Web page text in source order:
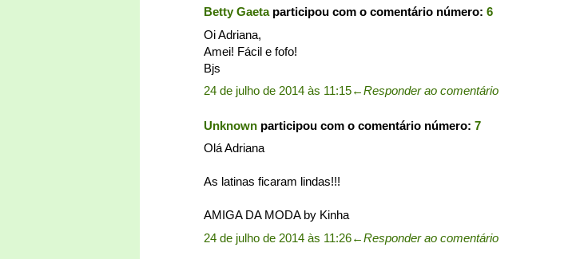
Betty Gaetaparticipou com o comentário número: 6
Oi Adriana,
Amei! Fácil e fofo!
Bjs
24 de julho de 2014 às 11:15←Responder ao comentário
Unknown participou com o comentário número: 7
Olá Adriana
As latinas ficaram lindas!!!
AMIGA DA MODA by Kinha
24 de julho de 2014 às 11:26←Responder ao comentário